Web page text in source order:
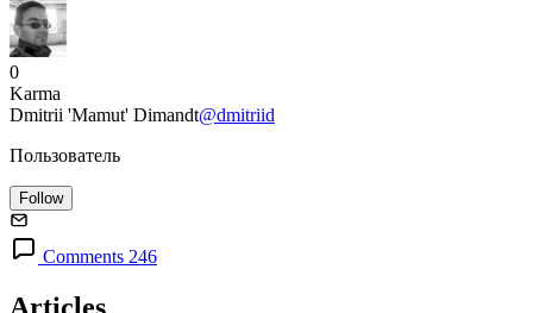
0
Karma
Dmitrii 'Mamut' Dimandt@dmitriid
Пользователь
Follow
Comments 246
Articles